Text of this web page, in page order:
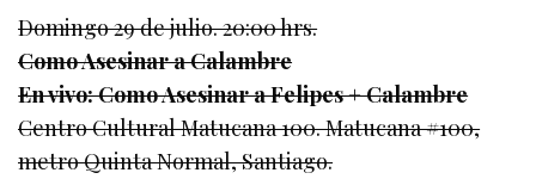
Domingo 29 de julio. 20:00 hrs.
Como Asesinar a Calambre
En vivo: Como Asesinar a Felipes + Calambre
Centro Cultural Matucana 100. Matucana #100,
metro Quinta Normal, Santiago.